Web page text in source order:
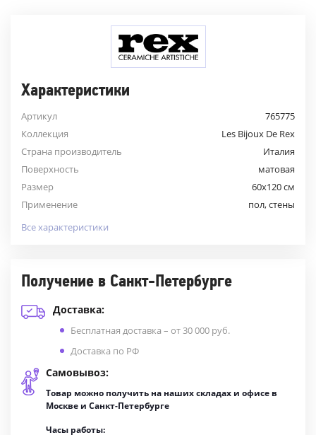
Характеристики
Артикул
765775
Коллекция
Les Bijoux De Rex
Страна производитель
Италия
Поверхность
матовая
Размер
60x120 см
Применение
пол, стены
Все характеристики
Получение в Санкт-Петербурге
Доставка:
Бесплатная доставка – от 30 000 руб.
Доставка по РФ
Самовывоз:
Товар можно получить на наших складах и офисе в
Москве и Санкт-Петербурге
Часы работы: